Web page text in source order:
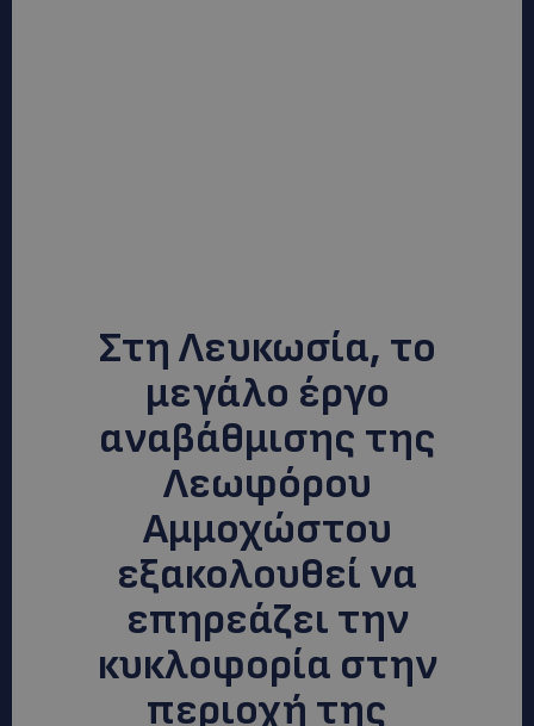
Στη Λευκωσία, το
μεγάλο έργο
αναβάθμισης της
Λεωφόρου
Αμμοχώστου
εξακολουθεί να
επηρεάζει την
κυκλοφορία στην
περιοχή της